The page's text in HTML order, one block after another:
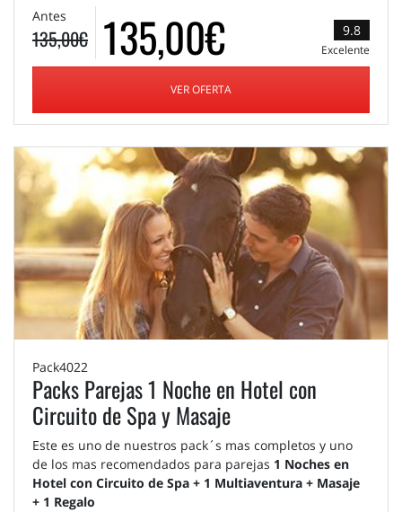
Antes
135,00€ 135,00€ 9.8
Excelente
VER OFERTA
Pack4022
Packs Parejas 1 Noche en Hotel con
Circuito de Spa y Masaje
Este es uno de nuestros pack´s mas completos y uno
de los mas recomendados para parejas 1 Noches en
Hotel con Circuito de Spa + 1 Multiaventura + Masaje
+ 1 Regalo